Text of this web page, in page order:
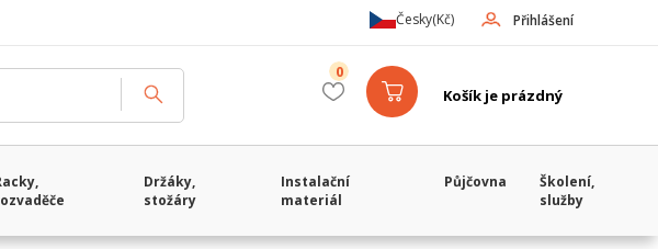
Přihlášení
Česky(Kč)
Košík je prázdný
0
Držáky,
stožáry
Instalační
materiál
Půjčovna
Školení,
služby